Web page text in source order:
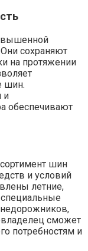
сохраняют
на протяжении
шин.
и
обеспечивают
шин
и условий
летние,
сможет
потребностям и